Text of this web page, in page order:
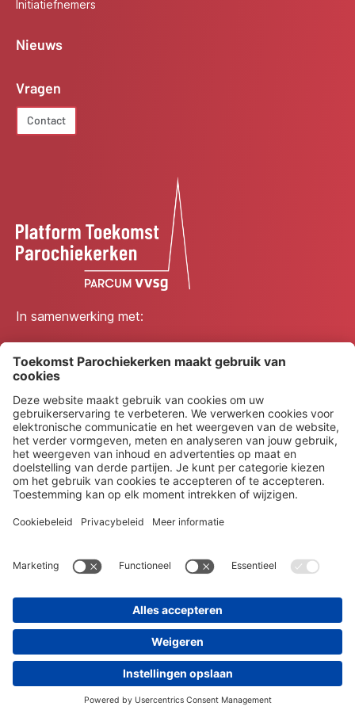
In samenwerking met:
Initiatiefnemers
Nieuws
Vragen
Contact
© 2026 Platform Toekomst Parochiekerken
Toegankelijkheidsverklaring
De website toekomstparochiekerken is een onderdeel van
vvsg.be
(opent